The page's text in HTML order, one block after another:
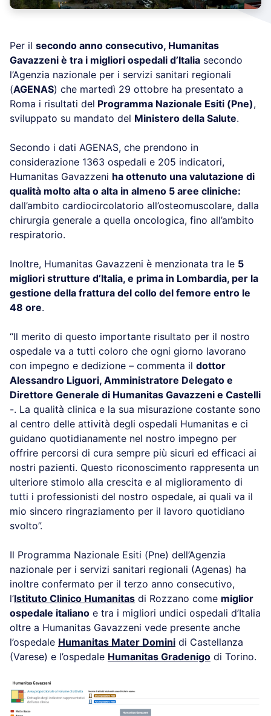
Per il secondo anno consecutivo, Humanitas
Gavazzeni è tra i migliori ospedali d’Italia secondo
l’Agenzia nazionale per i servizi sanitari regionali
(AGENAS) che martedì 29 ottobre ha presentato a
Roma i risultati del Programma Nazionale Esiti (Pne),
sviluppato su mandato del Ministero della Salute.
Secondo i dati AGENAS, che prendono in
considerazione 1363 ospedali e 205 indicatori,
Humanitas Gavazzeni ha ottenuto una valutazione di
qualità molto alta o alta in almeno 5 aree cliniche:
dall’ambito cardiocircolatorio all’osteomuscolare, dalla
chirurgia generale a quella oncologica, fino all’ambito
respiratorio.
Inoltre, Humanitas Gavazzeni è menzionata tra le 5
migliori strutture d’Italia, e prima in Lombardia, per la
gestione della frattura del collo del femore entro le
48 ore.
“Il merito di questo importante risultato per il nostro
ospedale va a tutti coloro che ogni giorno lavorano
con impegno e dedizione – commenta il dottor
Alessandro Liguori, Amministratore Delegato e
Direttore Generale di Humanitas Gavazzeni e Castelli
-. La qualità clinica e la sua misurazione costante sono
al centro delle attività degli ospedali Humanitas e ci
guidano quotidianamente nel nostro impegno per
offrire percorsi di cura sempre più sicuri ed efficaci ai
nostri pazienti. Questo riconoscimento rappresenta un
ulteriore stimolo alla crescita e al miglioramento di
tutti i professionisti del nostro ospedale, ai quali va il
mio sincero ringraziamento per il lavoro quotidiano
svolto”.
Il Programma Nazionale Esiti (Pne) dell’Agenzia
nazionale per i servizi sanitari regionali (Agenas) ha
inoltre confermato per il terzo anno consecutivo,
l’Istituto Clinico Humanitas di Rozzano come miglior
ospedale italiano e tra i migliori undici ospedali d’Italia
oltre a Humanitas Gavazzeni vede presente anche
l’ospedale Humanitas Mater Domini di Castellanza
(Varese) e l’ospedale Humanitas Gradenigo di Torino.